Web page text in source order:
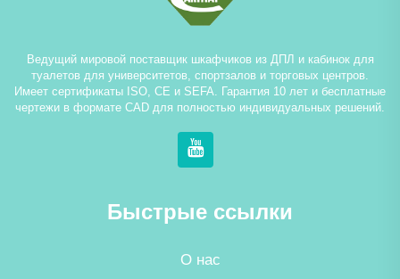
Ведущий мировой поставщик шкафчиков из ДПЛ и кабинок для
туалетов для университетов, спортзалов и торговых центров.
Имеет сертификаты ISO, CE и SEFA. Гарантия 10 лет и бесплатные
чертежи в формате CAD для полностью индивидуальных решений.
Быстрые ссылки
О нас